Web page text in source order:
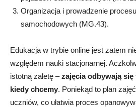
Organizacja i prowadzenie
samochodowych (MG.43).
Edukacja w trybie online jest zatem
względem nauki stacjonarnej.
istotną zaletę –zajęcia odbywają
kiedy chcemy. Poniekąd to plan
uczniów, co ułatwia proces